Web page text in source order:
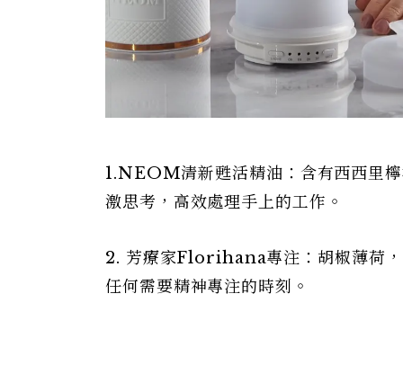
1.NEOM清新甦活精油：含有西西里
激思考，高效處理手上的工作。
2. 芳療家Florihana專注：胡椒薄荷，
任何需要精神專注的時刻。